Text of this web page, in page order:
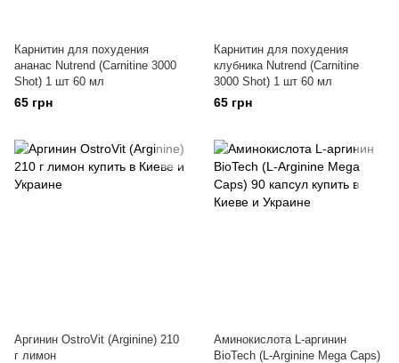
Карнитин для похудения
ананас Nutrend (Carnitine 3000
Shot) 1 шт 60 мл
65 грн
Карнитин для похудения
клубника Nutrend (Carnitine
3000 Shot) 1 шт 60 мл
65 грн
Аргинин OstroVit (Arginine) 210
г лимон
Аминокислота L-аргинин
BioTech (L-Arginine Mega Caps)